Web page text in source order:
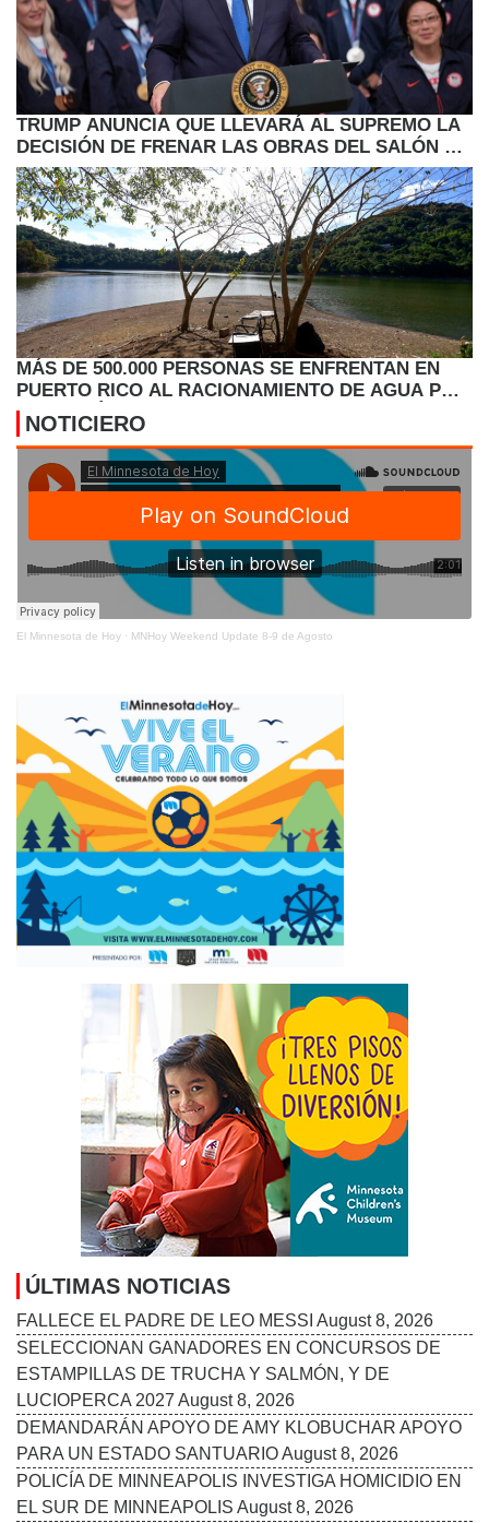
TRUMP ANUNCIA QUE LLEVARÁ AL SUPREMO LA
DECISIÓN DE FRENAR LAS OBRAS DEL SALÓN DE
BAILE
MÁS DE 500.000 PERSONAS SE ENFRENTAN EN
PUERTO RICO AL RACIONAMIENTO DE AGUA POR
LA SEQUÍA
NOTICIERO
El Minnesota de Hoy · MNHoy Weekend Update 8-9 de Agosto
ÚLTIMAS NOTICIAS
FALLECE EL PADRE DE LEO MESSI August 8, 2026
SELECCIONAN GANADORES EN CONCURSOS DE
ESTAMPILLAS DE TRUCHA Y SALMÓN, Y DE
LUCIOPERCA 2027 August 8, 2026
DEMANDARÁN APOYO DE AMY KLOBUCHAR APOYO
PARA UN ESTADO SANTUARIOAugust 8, 2026
POLICÍA DE MINNEAPOLIS INVESTIGA HOMICIDIO EN
EL SUR DE MINNEAPOLIS August 8, 2026